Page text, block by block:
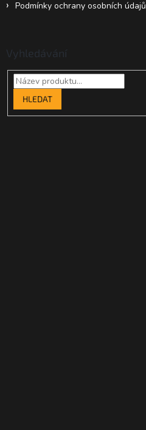
Podmínky ochrany osobních údajů
Vyhledávání
HLEDAT